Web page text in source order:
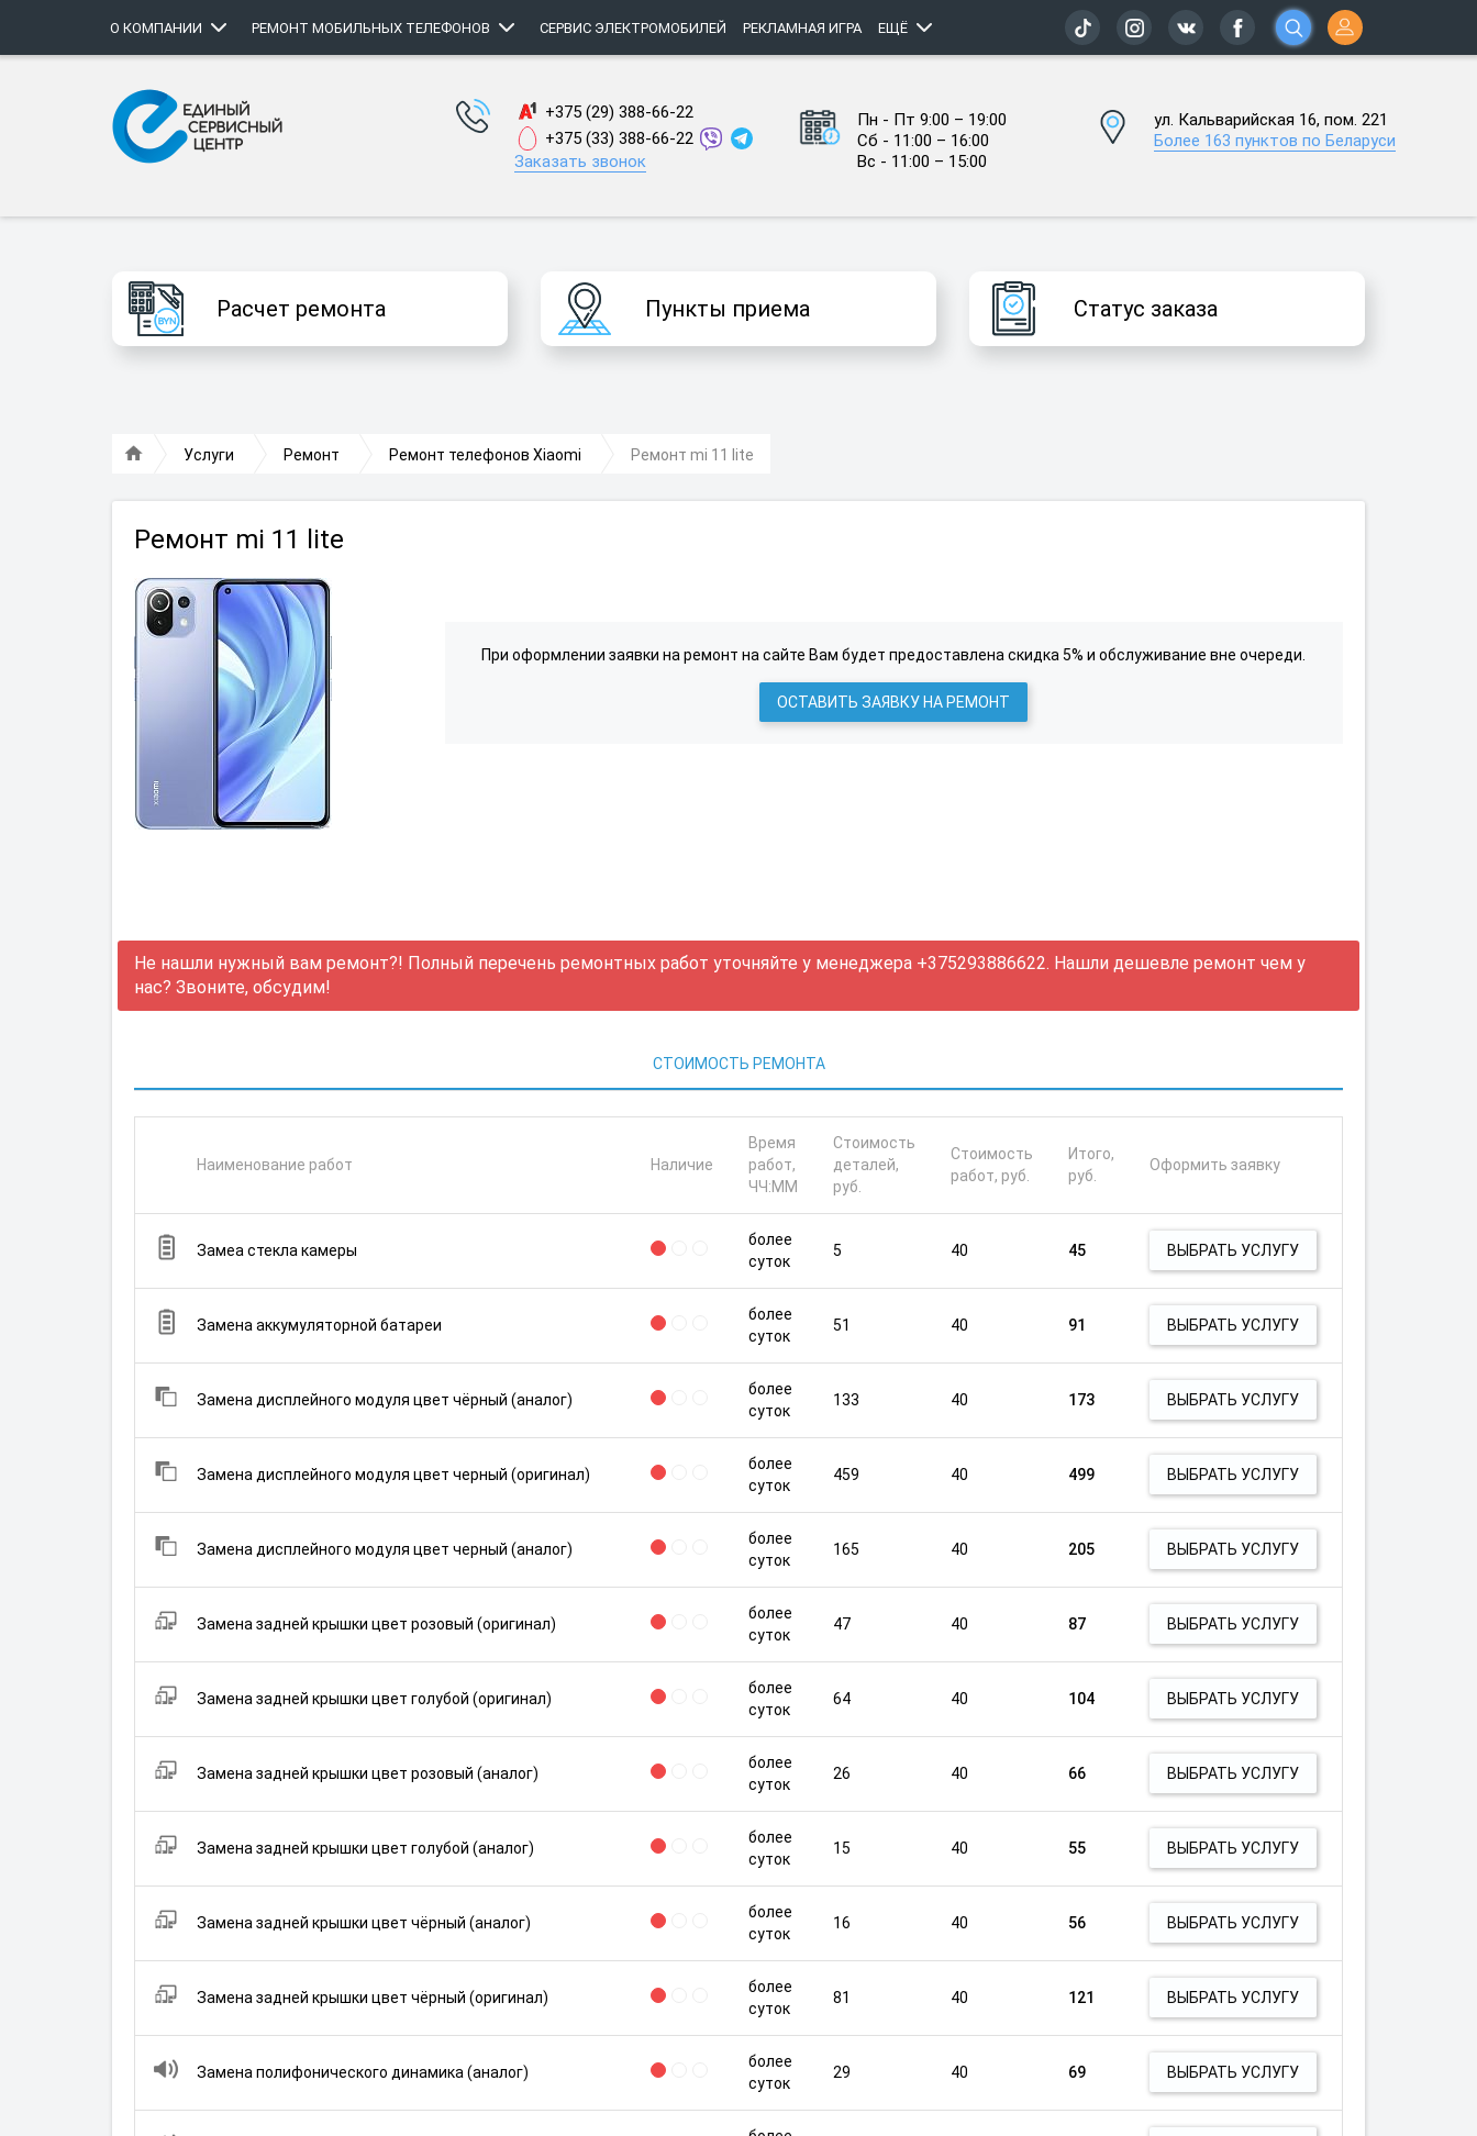
О КОМПАНИИ РЕМОНТ МОБИЛЬНЫХ ТЕЛЕФОНОВ СЕРВИС ЭЛЕКТРОМОБИЛЕЙ РЕКЛАМНАЯ ИГРА ЕЩЁ
+375 (29) 388-66-22
+375 (33) 388-66-22
Заказать звонок
Пн - Пт 9:00 – 19:00
Сб - 11:00 – 16:00
Вс - 11:00 – 15:00
ул. Кальварийская 16, пом. 221
Более 163 пунктов по Беларуси
Расчет ремонта Пункты приема Статус заказа
Услуги Ремонт Ремонт телефонов Xiaomi Ремонт mi 11 lite
Ремонт mi 11 lite
При оформлении заявки на ремонт на сайте Вам будет предоставлена скидка 5% и обслуживание вне очереди.
ОСТАВИТЬ ЗАЯВКУ НА РЕМОНТ
Не нашли нужный вам ремонт?! Полный перечень ремонтных работ уточняйте у менеджера +375293886622. Нашли дешевле ремонт чем у
нас? Звоните, обсудим!
СТОИМОСТЬ РЕМОНТА
Наименование работ Наличие
Время
работ,
ЧЧ:ММ
Стоимость
деталей,
руб.
Стоимость
работ, руб.
Итого,
руб.
Оформить заявку
Замеа стекла камеры
более
суток
5 40 45 ВЫБРАТЬ УСЛУГУ
Замена аккумуляторной батареи
более
суток
51 40 91 ВЫБРАТЬ УСЛУГУ
Замена дисплейного модуля цвет чёрный (аналог)
более
суток
133 40 173 ВЫБРАТЬ УСЛУГУ
Замена дисплейного модуля цвет черный (оригинал)
более
суток
459 40 499 ВЫБРАТЬ УСЛУГУ
Замена дисплейного модуля цвет черный (аналог)
более
суток
165 40 205 ВЫБРАТЬ УСЛУГУ
Замена задней крышки цвет розовый (оригинал)
более
суток
47 40 87 ВЫБРАТЬ УСЛУГУ
Замена задней крышки цвет голубой (оригинал)
более
суток
64 40 104 ВЫБРАТЬ УСЛУГУ
Замена задней крышки цвет розовый (аналог)
более
суток
26 40 66 ВЫБРАТЬ УСЛУГУ
Замена задней крышки цвет голубой (аналог)
более
суток
15 40 55 ВЫБРАТЬ УСЛУГУ
Замена задней крышки цвет чёрный (аналог)
более
суток
16 40 56 ВЫБРАТЬ УСЛУГУ
Замена задней крышки цвет чёрный (оригинал)
более
суток
81 40 121 ВЫБРАТЬ УСЛУГУ
Замена полифонического динамика (аналог)
более
суток
29 40 69 ВЫБРАТЬ УСЛУГУ